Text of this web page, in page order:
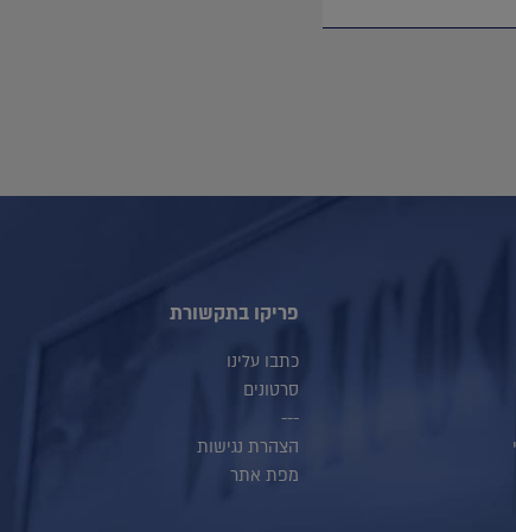
פריקו בתקשורת
כתבו עלינו
סרטונים
---
הצהרת נגישות
מפת אתר